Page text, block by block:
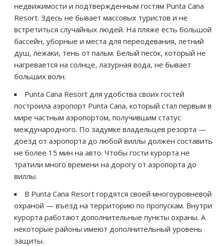
недвижимости и подтвержденным гостям Punta Cana
Resort. Здесь не бывает массовых туристов и не
встретиться случайных людей. На пляже есть большой
бассейн, уборные и места для переодевания, летний
душ, лежаки, тень от пальм. Белый песок, который не
нагревается на солнце, лазурная вода, не бывает
больших волн.
Punta Cana Resort для удобства своих гостей
построила аэропорт Punta Cana, который стал первым в
мире частным аэропортом, получившим статус
международного. По задумке владельцев резорта —
доезд от аэропорта до любой виллы должен составить
не более 15 мин на авто. Чтобы гости курорта не
тратили много времени на дорогу от аэропорта до
виллы.
В Punta Cana Resort гордятся своей многоуровневой
охраной — въезд на территорию по пропускам. Внутри
курорта работают дополнительные пункты охраны. А
некоторые районы имеют дополнительный уровень
защиты.